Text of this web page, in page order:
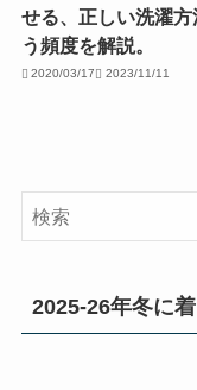
せる、正しい洗濯方
う頻度を解説。
2020/03/17 2023/11/11
2025-26年冬に